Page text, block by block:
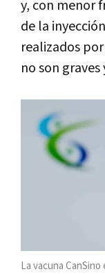
y, con menor
de la
realizados
no son graves
La vacuna